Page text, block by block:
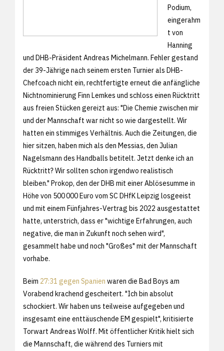
Podium,
eingerahm
t von
Hanning
und DHB-Präsident Andreas Michelmann. Fehler gestand
der 39-Jährige nach seinem ersten Turnier als DHB-
Chefcoach nicht ein, rechtfertigte erneut die anfängliche
Nichtnominierung Finn Lemkes und schloss einen Rücktritt
aus freien Stücken gereizt aus: "Die Chemie zwischen mir
und der Mannschaft war nicht so wie dargestellt. Wir
hatten ein stimmiges Verhältnis. Auch die Zeitungen, die
hier sitzen, haben mich als den Messias, den Julian
Nagelsmann des Handballs betitelt. Jetzt denke ich an
Rücktritt? Wir sollten schon irgendwo realistisch
bleiben." Prokop, den der DHB mit einer Ablösesumme in
Höhe von 500 000 Euro vom SC DHfK Leipzig losgeeist
und mit einem Fünfjahres-Vertrag bis 2022 ausgestattet
hatte, unterstrich, dass er "wichtige Erfahrungen, auch
negative, die man in Zukunft noch sehen wird",
gesammelt habe und noch "Großes" mit der Mannschaft
vorhabe.
Beim 27:31 gegen Spanien waren die Bad Boys am
Vorabend krachend gescheitert. "Ich bin absolut
schockiert. Wir haben uns teilweise aufgegeben und
insgesamt eine enttäuschende EM gespielt", kritisierte
Torwart Andreas Wolff. Mit öffentlicher Kritik hielt sich
die Mannschaft, die während des Turniers mit